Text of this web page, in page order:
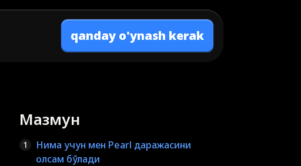
qanday o'ynash kerak
Мазмун
1
Нима учун мен Pearl даражасини
олсам бўлади